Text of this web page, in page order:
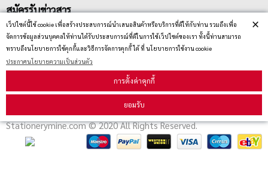
เว็ปไซต์นี้ใช้ cookie เพื่อสร้างประสบการณ์นำเสนอสินค้าหรือบริการที่ดีให้กับท่าน รวมถึงเพื่อ
จัดการข้อมูลส่วนบุคคลให้ท่านได้รับประสบการณ์ที่ดีในการใช้เว็ปไซต์ของเรา ทั้งนี้ท่านสามารถ
ทราบถึงนโยบายการใช้คุกกี้และวิธีการจัดการคุกกี้ ได้ ที่ นโยบายการใช้งาน cookie
ประกาศนโยบายความเป็นส่วนตัว
การตั้งค่าคุกกี้
ยอมรับ
×
สมัครรับข่าวสาร
รับข่าวสาร
Stationerymine.com © 2020 All Rights Reserved.